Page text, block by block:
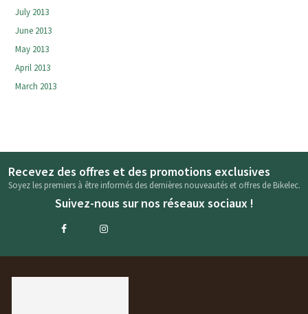
July 2013
June 2013
May 2013
April 2013
March 2013
Recevez des offres et des promotions exclusives
Soyez les premiers à être informés des dernières nouveautés et offres de Bikelec.
Suivez-nous sur nos réseaux sociaux !